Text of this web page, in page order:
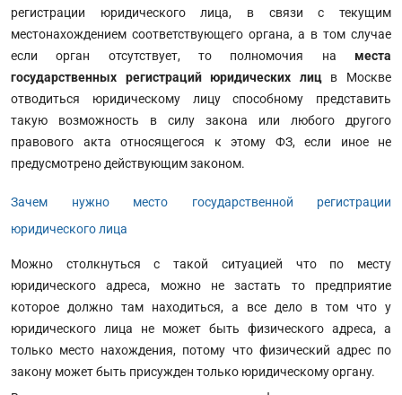
регистрации юридического лица, в связи с текущим
местонахождением соответствующего органа, а в том случае
если орган отсутствует, то полномочия на места
государственных регистраций юридических лицв Москве
отводиться юридическому лицу способному представить
такую возможность в силу закона или любого другого
правового акта относящегося к этому ФЗ, если иное не
предусмотрено действующим законом.
Зачем нужно место государственной регистрации
юридического лица
Можно столкнуться с такой ситуацией что по месту
юридического адреса, можно не застать то предприятие
которое должно там находиться, а все дело в том что у
юридического лица не может быть физического адреса, а
только место нахождения, потому что физический адрес по
закону может быть присужден только юридическому органу.